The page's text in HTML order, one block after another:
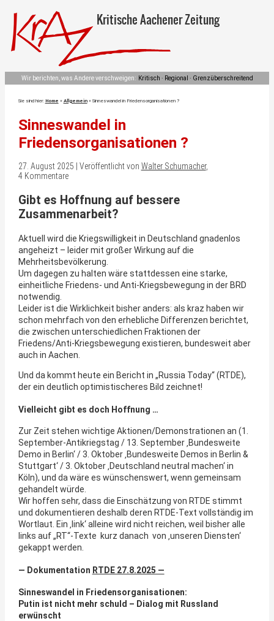
Kritische Aachener Zeitung
Wir berichten, was Andere verschweigen: Kritisch · Regional · Grenzüberschreitend
Sie sind hier: Home » Allgemein» Sinneswandel in Friedensorganisationen ?
Sinneswandel in
Friedensorganisationen ?
27. August 2025 | Veröffentlicht von Walter Schumacher,
4 Kommentare
Gibt es Hoffnung auf bessere
Zusammenarbeit?
Aktuell wird die Kriegswilligkeit in Deutschland gnadenlos
angeheizt – leider mit großer Wirkung auf die
Mehrheitsbevölkerung.
Um dagegen zu halten wäre stattdessen eine starke,
einheitliche Friedens- und Anti-Kriegsbewegung in der BRD
notwendig.
Leider ist die Wirklichkeit bisher anders: als kraz haben wir
schon mehrfach von den erhebliche Differenzen berichtet,
die zwischen unterschiedlichen Fraktionen der
Friedens/Anti-Kriegsbewegung existieren, bundesweit aber
auch in Aachen.
Und da kommt heute ein Bericht in „Russia Today“ (RTDE),
der ein deutlich optimistischeres Bild zeichnet!
Vielleicht gibt es doch Hoffnung …
Zur Zeit stehen wichtige Aktionen/Demonstrationen an (1.
September-Antikriegstag / 13. September ‚Bundesweite
Demo in Berlin‘ / 3. Oktober ‚Bundesweite Demos in Berlin &
Stuttgart‘ / 3. Oktober ‚Deutschland neutral machen‘ in
Köln), und da wäre es wünschenswert, wenn gemeinsam
gehandelt würde.
Wir hoffen sehr, dass die Einschätzung von RTDE stimmt
und dokumentieren deshalb deren RTDE-Text vollständig im
Wortlaut. Ein ‚link‘ alleine wird nicht reichen, weil bisher alle
links auf „RT“-Texte kurz danach von ‚unseren Diensten‘
gekappt werden.
— Dokumentation RTDE 27.8.2025 —
Sinneswandel in Friedensorganisationen:
Putin ist nicht mehr schuld – Dialog mit Russland
erwünscht